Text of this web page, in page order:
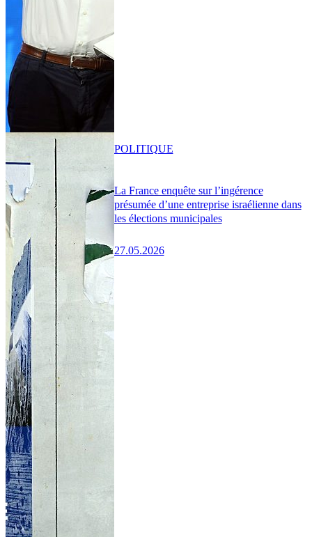
La France enquête sur l’ingérence
présumée d’une entreprise israélienne dans
les élections municipales
27.05.2026
POLITIQUE